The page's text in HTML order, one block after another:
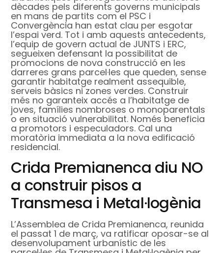
dècades pels diferents governs municipals
en mans de partits com el PSC i
Convergència han estat clau per esgotar
l’espai verd. Tot i amb aquests antecedents,
l’equip de govern actual de JUNTS i ERC,
segueixen defensant la possibilitat de
promocions de nova construcció en les
darreres grans parcel·les que queden, sense
garantir habitatge realment assequible,
serveis bàsics ni zones verdes. Construir
més no garanteix accés a l’habitatge de
joves, famílies nombroses o monoparentals
o en situació vulnerabilitat. Només beneficia
a promotors i especuladors. Cal una
moratòria immediata a la nova edificació
residencial.
Crida Premianenca diu NO
a construir pisos a
Transmesa i Metal·logènia
L’Assemblea de Crida Premianenca, reunida
el passat 1 de març, va ratificar oposar-se al
desenvolupament urbanístic de les